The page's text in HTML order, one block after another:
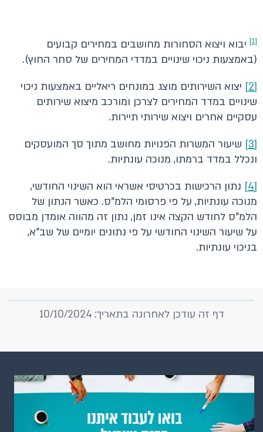
[1]
יבוא ויצוא הסחורות מחושבים במחירים קבועים
(באמצעות ניכוי שינויים במדדי המחירים של סחר החוץ).
[2]
יצוא השירותים מוצג במונחים ריאליים באמצעות ניכוי
שינויים במדד המחירים לצרכן ומורכב מיצוא שירותים
עסקיים אחרים ויצוא שירותי תיירות.
[3]
שיעור המשרות הפנויות מחושב מתוך סך המועסקים
ונכלל במדד ברמתו, מנוכה עונתיות.
[4]
נתון הרכישות בכרטיסי אשראי הוא השינוי החודשי,
מנוכה עונתיות, על פי פרסומי הלמ"ס. כאשר הנתון של
הלמ"ס לחודש הקצה אינו זמן, נתון זה מהווה אומדן מבוסס
על שיעור השינוי החודשי על פי נתונים יומיים של שב"א,
בניכוי עונתיות.
דף זה עודכן לאחרונה בתאריך: 10/10/2024